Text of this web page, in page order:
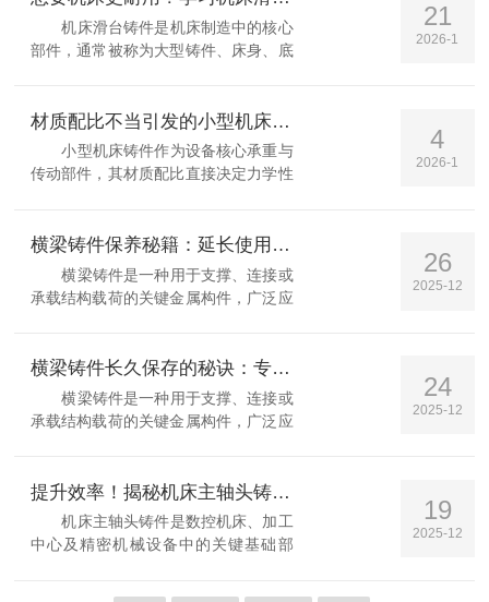
行纵向运动，实现...
机床滑台铸件是机床制造中的核心
部件，通常被称为大型铸件、床身、底
部件协同工作，使滑台能够在床身上进
行纵向运动，实现...
21
2026-1
材质配比不当引发的小型机床铸件故障有哪些？
小型机床铸件作为设备核心承重与
传动部件，其材质配比直接决定力学性
障，严重影响机床精度与运行稳定性，
以下为常见故障类...
4
2026-1
横梁铸件保养秘籍：延长使用寿命的黄金法则
横梁铸件是一种用于支撑、连接或
承载结构载荷的关键金属构件，广泛应
是提供刚性支撑、保持结构稳定性，并
承受弯曲、扭转...
26
2025-12
横梁铸件长久保存的秘诀：专家技巧大公开！
横梁铸件是一种用于支撑、连接或
承载结构载荷的关键金属构件，广泛应
是提供刚性支撑、保持结构稳定性，并
承受弯曲、扭转...
24
2025-12
提升效率！揭秘机床主轴头铸件的精准安装方法
机床主轴头铸件是数控机床、加工
中心及精密机械设备中的关键基础部
19
2025-12